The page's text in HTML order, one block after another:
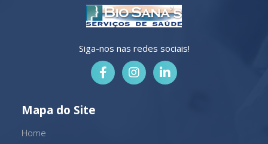
Siga-nos nas redes sociais!
Mapa do Site
Home